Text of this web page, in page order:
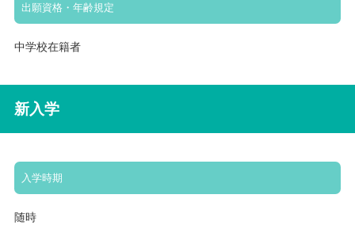
出願資格・年齢規定
中学校在籍者
新入学
入学時期
随時